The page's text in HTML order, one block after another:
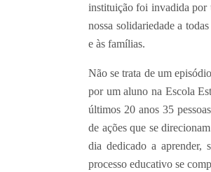
instituição foi invadida por
nossa solidariedade a
e às famílias.
Não se trata de um
por um aluno na Escola
últimos 20 anos 35
de ações que se
dia dedicado a aprender,
processo educativo se